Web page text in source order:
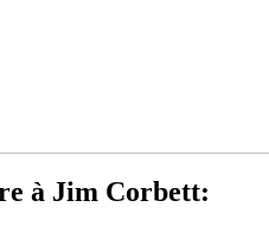
à Jim Corbett: